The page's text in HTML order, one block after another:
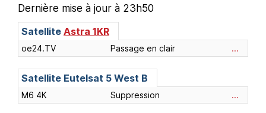
Dernière mise à jour à 23h50
Satellite Astra 1KR
oe24.TV Passage en clair ...
Satellite Eutelsat 5 West B
M6 4K Suppression ...